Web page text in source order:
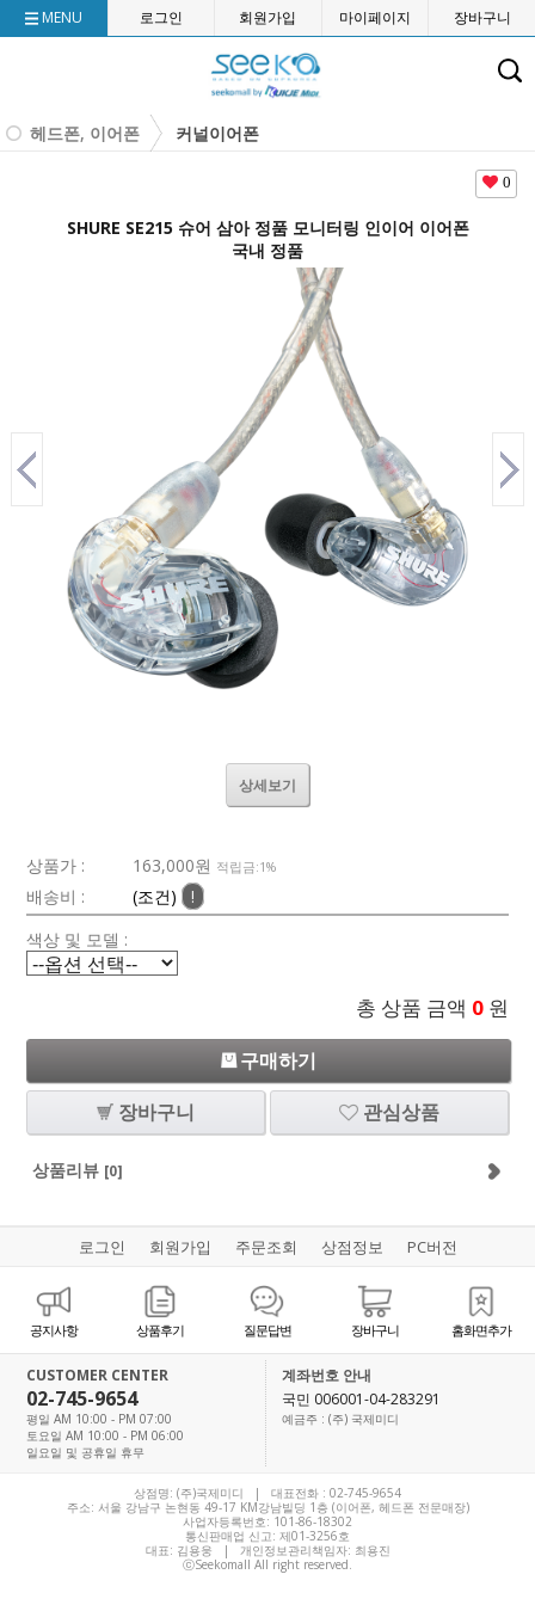
MENU 로그인 회원가입 마이페이지 장바구니
헤드폰, 이어폰 커널이어폰
0
SHURE SE215 슈어 삼아 정품 모니터링 인이어 이어폰
국내 정품
상세보기
상품가 : 163,000원 적립금:1%
배송비 : (조건)
!
색상 및 모델 :
총 상품 금액 0 원
구매하기
장바구니
관심상품
상품리뷰 [0]
로그인 회원가입 주문조회 상점정보 PC버전
공지사항 상품후기 질문답변 장바구니 홈화면추가
CUSTOMER CENTER
02-745-9654
평일 AM 10:00 - PM 07:00
토요일 AM 10:00 - PM 06:00
일요일 및 공휴일 휴무
계좌번호 안내
국민 006001-04-283291
예금주 : (주) 국제미디
상점명: (주)국제미디 | 대표전화 : 02-745-9654
주소: 서울 강남구 논현동 49-17 KM강남빌딩 1층 (이어폰, 헤드폰 전문매장)
사업자등록번호: 101-86-18302
통신판매업 신고: 제01-3256호
대표: 김용웅 | 개인정보관리책임자: 최용진
ⓒSeekomall All right reserved.